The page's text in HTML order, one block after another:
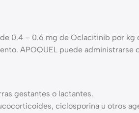
0.4 – 0.6 mg de Oclacitinib por
APOQUEL puede administrarse
gestantes o lactantes.
ciclosporina u otros